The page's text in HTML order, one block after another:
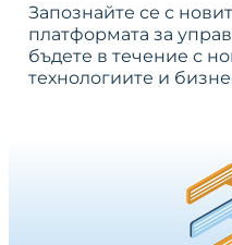
Запознайте се с
платформата за
бъдете в течение с
технологиите и